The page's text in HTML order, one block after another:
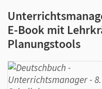
E-Book mit
Planungstools